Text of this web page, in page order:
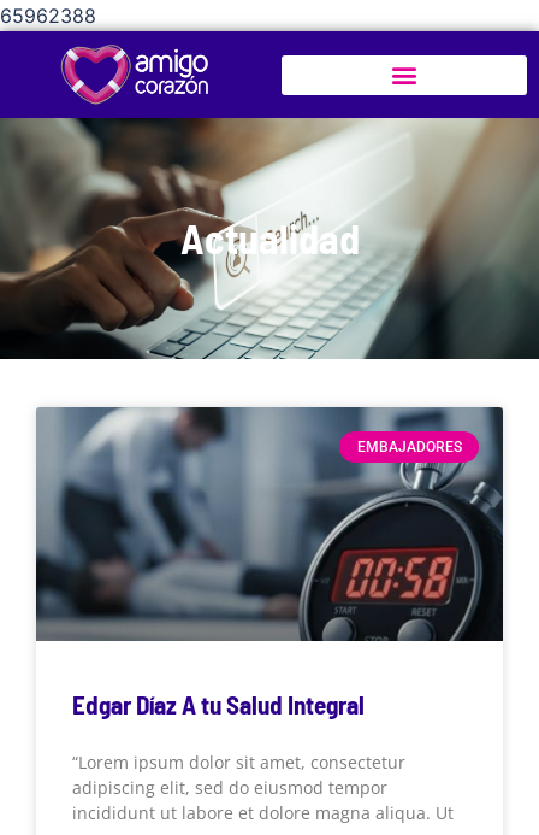
65962388
Actualidad
EMBAJADORES
Edgar Díaz A tu Salud Integral
“Lorem ipsum dolor sit amet, consectetur
adipiscing elit, sed do eiusmod tempor
incididunt ut labore et dolore magna aliqua. Ut